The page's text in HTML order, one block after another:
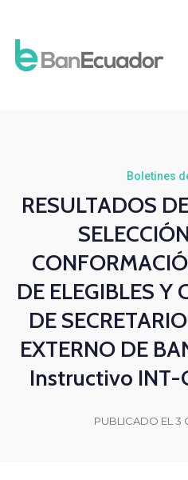
Boletines
RESULTADOS
DE ELEGIBLES Y
DE
EXTERNO DE
Instructivo
PUBLICADO EL 3